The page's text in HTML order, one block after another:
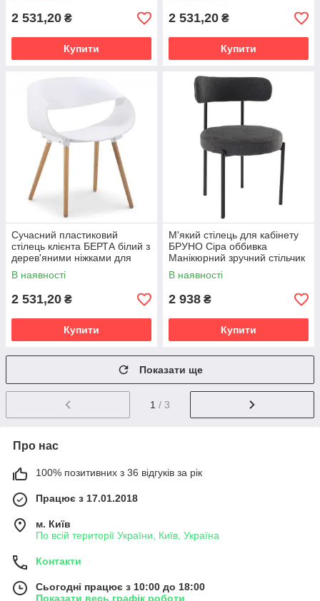
2 531,20 ₴
Купити
2 531,20 ₴
Купити
Сучасний пластиковий
стілець клієнта БЕРТА білий з
дерев'яними ніжками для
коворкінгу або зони
очікування
В наявності
2 531,20 ₴
Купити
М'який стілець для кабінету
БРУНО Сіра оббивка
Манікюрний зручний стільчик
В наявності
2 938 ₴
Купити
Показати ще
1 / 3
Про нас
100% позитивних з 36 відгуків за рік
Працює з 17.01.2018
м. Київ
По всій території України, Київ, Україна
Контакти
Сьогодні працює з 10:00 до 18:00
Показати весь графік роботи